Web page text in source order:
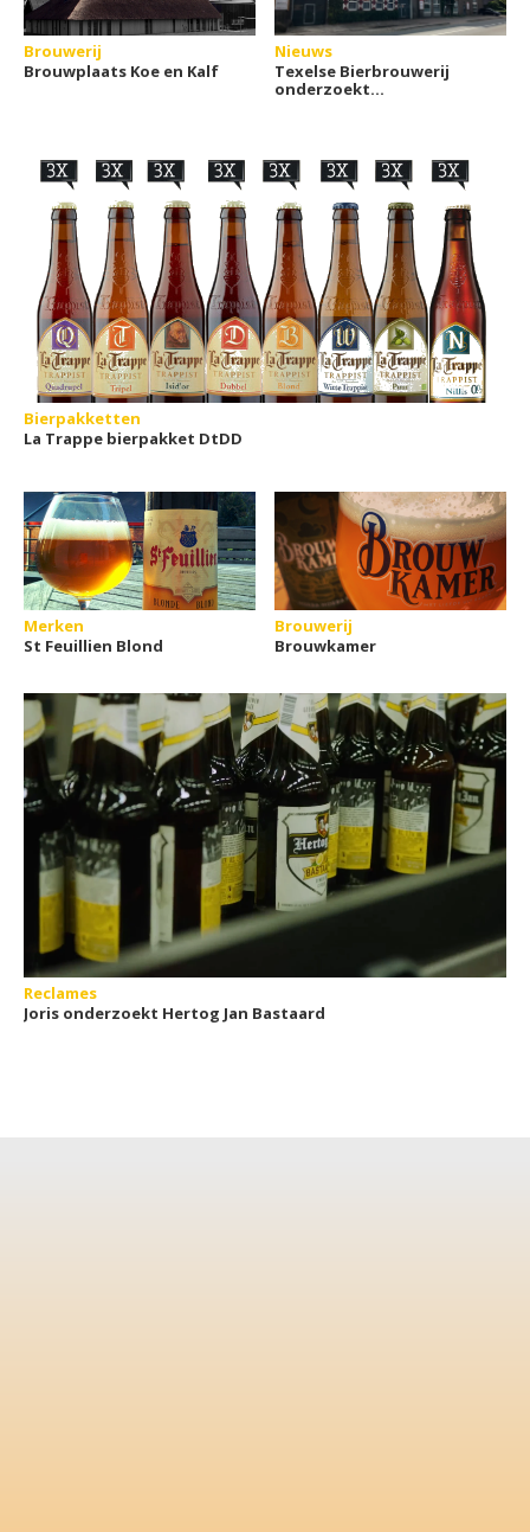
Brouwerij
Brouwplaats Koe en Kalf
Nieuws
Texelse Bierbrouwerij
onderzoekt
Bierpakketten
La Trappe bierpakket DtDD
Merken
St Feuillien Blond
Brouwerij
Brouwkamer
Reclames
Joris onderzoekt Hertog Jan Bastaard